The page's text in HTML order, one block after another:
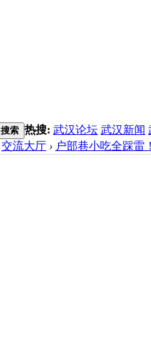
搜索 热搜: 武汉论坛 武汉新闻
交流大厅 › 户部巷小吃全踩雷